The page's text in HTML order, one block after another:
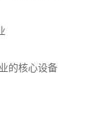
的核心设备